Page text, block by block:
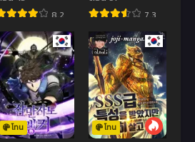
รบผู้เสียสละ8.2 7.3
โทน โทน